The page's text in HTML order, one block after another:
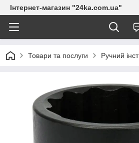
Інтернет-магазин "24ka.com.ua"
Товари та послуги Ручний